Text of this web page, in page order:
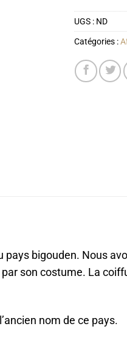
UGS : ND
Catégories :
bigouden. Nous
son costume. La
nom de ce pays.